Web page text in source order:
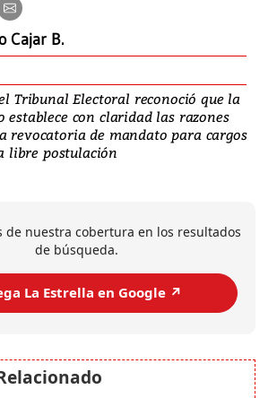
Cajar B.
Tribunal Electoral reconoció que la
establece con claridad las razones
revocatoria de mandato para cargos
libre postulación
de nuestra cobertura en los resultados
de búsqueda.
La Estrella en Google ↗️